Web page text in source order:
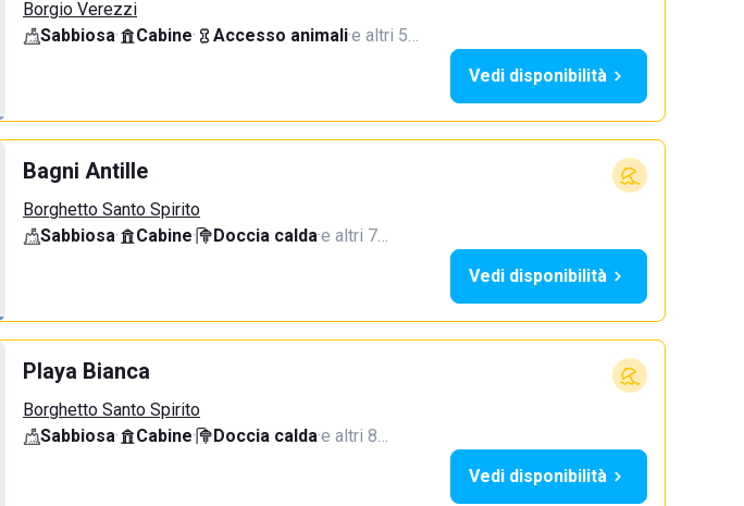
Borgio Verezzi
Sabbiosa· Cabine· Accesso animali·e altri 5…
Vedi disponibilità
Bagni Antille
Borghetto Santo Spirito
Sabbiosa· Cabine· Doccia calda·e altri 7…
Vedi disponibilità
Playa Bianca
Borghetto Santo Spirito
Sabbiosa· Cabine· Doccia calda·e altri 8…
Vedi disponibilità